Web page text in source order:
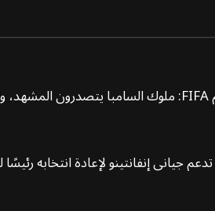
جياني إنفانتينو لإعادة انتخابه رئيسًا